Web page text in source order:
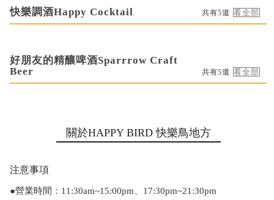
快樂調酒Happy Cocktail 共有5道
好朋友的精釀啤酒Sparrrow Craft
Beer
共有5道
關於HAPPY BIRD 快樂鳥地方
注意事項
●營業時間：11:30am~15:00pm、17:30pm~21:30pm